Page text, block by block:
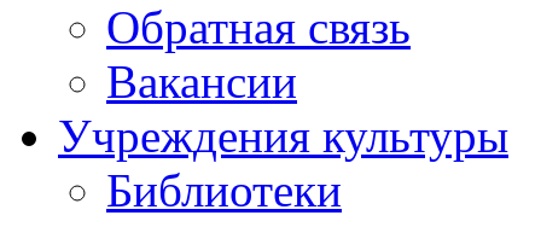
Обратная связь
Вакансии
Учреждения культуры
Библиотеки